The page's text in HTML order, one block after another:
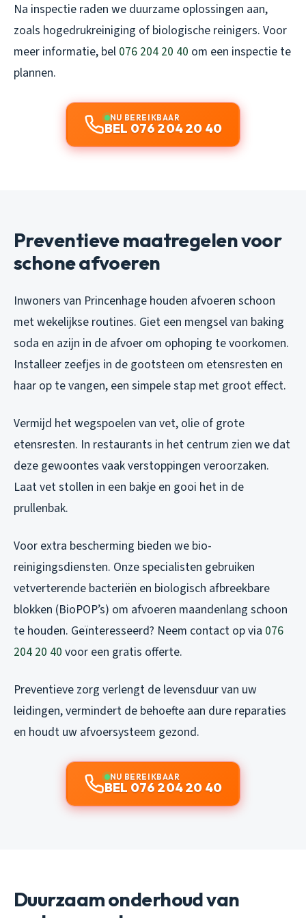
Na inspectie raden we duurzame oplossingen aan,
zoals hogedrukreiniging of biologische reinigers. Voor
meer informatie, bel 076 204 20 40 om een inspectie te
plannen.
NU BEREIKBAAR
BEL 076 204 20 40
Preventieve maatregelen voor
schone afvoeren
Inwoners van Princenhage houden afvoeren schoon
met wekelijkse routines. Giet een mengsel van baking
soda en azijn in de afvoer om ophoping te voorkomen.
Installeer zeefjes in de gootsteen om etensresten en
haar op te vangen, een simpele stap met groot effect.
Vermijd het wegspoelen van vet, olie of grote
etensresten. In restaurants in het centrum zien we dat
deze gewoontes vaak verstoppingen veroorzaken.
Laat vet stollen in een bakje en gooi het in de
prullenbak.
Voor extra bescherming bieden we bio-
reinigingsdiensten. Onze specialisten gebruiken
vetverterende bacteriën en biologisch afbreekbare
blokken (BioPOP’s) om afvoeren maandenlang schoon
te houden. Geïnteresseerd? Neem contact op via 076
204 20 40 voor een gratis offerte.
Preventieve zorg verlengt de levensduur van uw
leidingen, vermindert de behoefte aan dure reparaties
en houdt uw afvoersysteem gezond.
NU BEREIKBAAR
BEL 076 204 20 40
Duurzaam onderhoud van